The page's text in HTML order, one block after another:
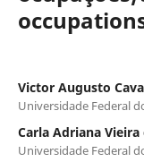
Victor Augusto
Universidade Federal
Carla Adriana
Universidade Federal